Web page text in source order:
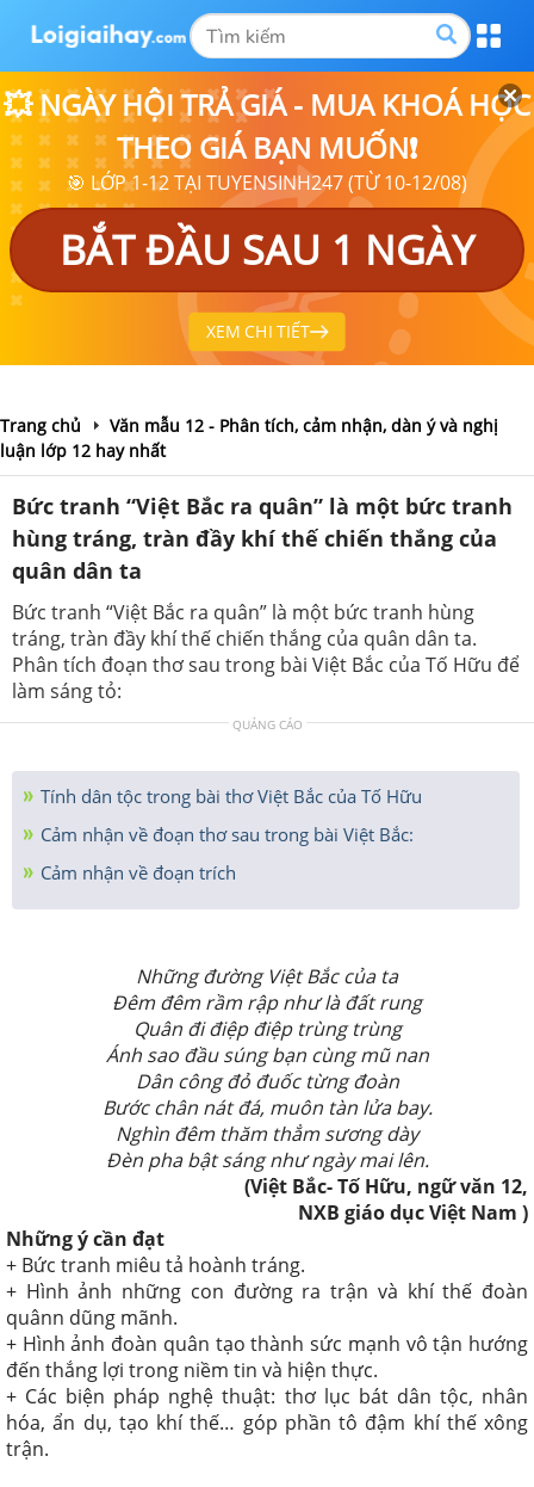
💥 NGÀY HỘI TRẢ GIÁ - MUA KHOÁ HỌC
THEO GIÁ BẠN MUỐN❗
🎯 LỚP 1-12 TẠI TUYENSINH247 (TỪ 10-12/08)
BẮT ĐẦU SAU 1 NGÀY
XEM CHI TIẾT
Trang chủ
Văn mẫu 12 - Phân tích, cảm nhận, dàn ý và nghị
luận lớp 12 hay nhất
Bức tranh “Việt Bắc ra quân” là một bức tranh
hùng tráng, tràn đầy khí thế chiến thắng của
quân dân ta
Bức tranh “Việt Bắc ra quân” là một bức tranh hùng
tráng, tràn đầy khí thế chiến thắng của quân dân ta.
Phân tích đoạn thơ sau trong bài Việt Bắc của Tố Hữu để
làm sáng tỏ:
QUẢNG CÁO
Tính dân tộc trong bài thơ Việt Bắc của Tố Hữu
Cảm nhận về đoạn thơ sau trong bài Việt Bắc:
Cảm nhận về đoạn trích
Những đường Việt Bắc của ta
Ðêm đêm rầm rập như là đất rung
Quân đi điệp điệp trùng trùng
Ánh sao đầu súng bạn cùng mũ nan
Dân công đỏ đuốc từng đoàn
Bước chân nát đá, muôn tàn lửa bay.
Nghìn đêm thăm thẳm sương dày
Ðèn pha bật sáng như ngày mai lên.
(Việt Bắc- Tố Hữu, ngữ văn 12,
NXB giáo dục Việt Nam )
Những ý cần đạt
+ Bức tranh miêu tả hoành tráng.
+ Hình ảnh những con đường ra trận và khí thế đoàn
quânn dũng mãnh.
+ Hình ảnh đoàn quân tạo thành sức mạnh vô tận hướng
đến thắng lợi trong niềm tin và hiện thực.
+ Các biện pháp nghệ thuật: thơ lục bát dân tộc, nhân
hóa, ẩn dụ, tạo khí thế… góp phần tô đậm khí thế xông
trận.